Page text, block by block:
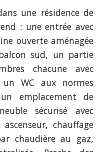
une résidence de
: une entrée avec
ouverte aménagée
sud, un partie
chacune avec
WC aux normes
emplacement de
sécurisé avec
chauffage
chaudière au gaz,